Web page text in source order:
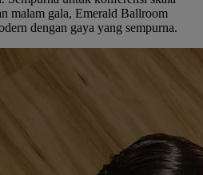
malam gala, Emerald Ballroom
dengan gaya yang sempurna.